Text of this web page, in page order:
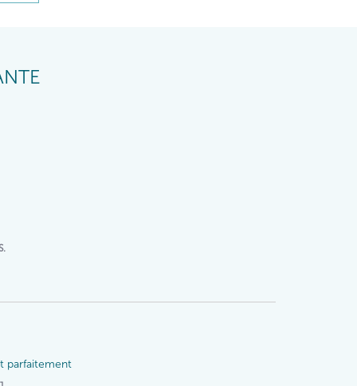
parfaitement